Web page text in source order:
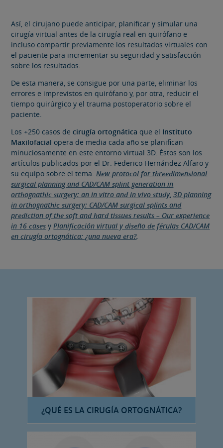
Así, el cirujano puede anticipar, planificar y simular una
cirugía virtual antes de la cirugía real en quirófano e
incluso compartir previamente los resultados virtuales con
el paciente para incrementar su seguridad y satisfacción
sobre los resultados.
De esta manera, se consigue por una parte, eliminar los
errores e imprevistos en quirófano y, por otra, reducir el
tiempo quirúrgico y el trauma postoperatorio sobre el
paciente.
Los +250 casos decirugía ortognática que el Instituto
Maxilofacial opera de media cada año se planifican
minuciosamente en este entorno virtual 3D. Éstos son los
artículos publicados por el Dr. Federico Hernández Alfaro y
su equipo sobre el tema:New protocol for threedimensional
surgical planning and CAD/CAM splint generation in
orthognathic surgery: an in vitro and in vivo study,3D planning
in orthognathic surgery: CAD/CAM surgical splints and
prediction of the soft and hard tissues results – Our experience
in 16 cases yPlanificación virtual y diseño de férulas CAD/CAM
en cirugía ortognática: ¿una nueva era?.
¿QUÉ ES LA CIRUGÍA ORTOGNÁTICA?